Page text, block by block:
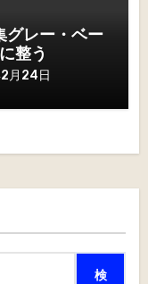
グレー・ベー
整う
月24日
検